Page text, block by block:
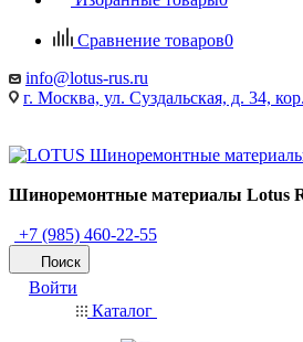
Сравнение товаров0
info@lotus-rus.ru
г. Москва, ул. Суздальская, д. 34,
Шиноремонтные материалы Lotus
+7 (985) 460-22-55
Поиск
Войти
Каталог